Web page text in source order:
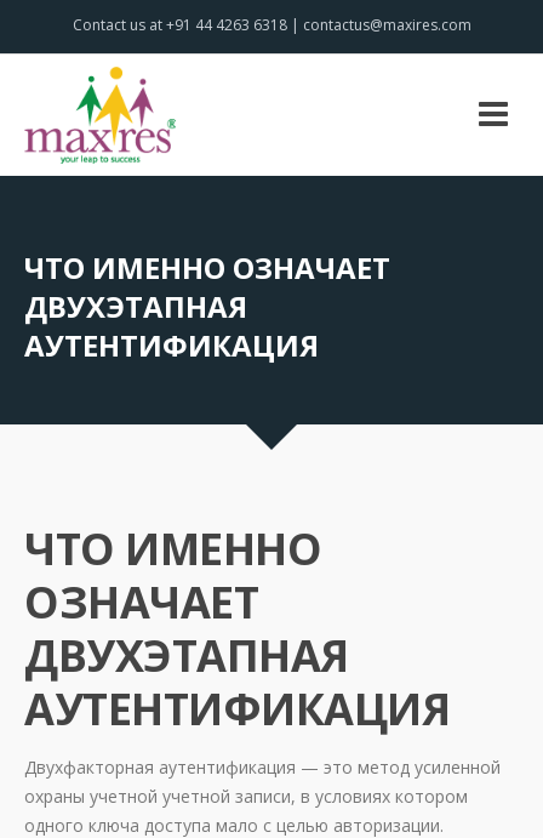
Contact us at +91 44 4263 6318 | contactus@maxires.com
ЧТО ИМЕННО ОЗНАЧАЕТ
ДВУХЭТАПНАЯ
АУТЕНТИФИКАЦИЯ
ЧТО ИМЕННО
ОЗНАЧАЕТ
ДВУХЭТАПНАЯ
АУТЕНТИФИКАЦИЯ
Двухфакторная аутентификация — это метод усиленной
охраны учетной учетной записи, в условиях котором
одного ключа доступа мало с целью авторизации.